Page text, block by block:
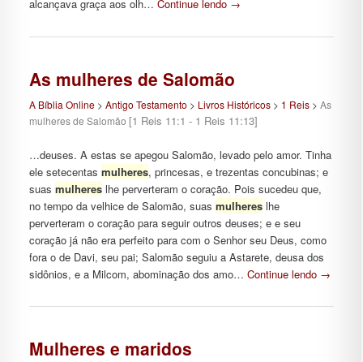
alcançava graça aos olh… Continue lendo →
As mulheres de Salomão
A Bíblia Online> Antigo Testamento > Livros Históricos> 1 Reis> As
mulheres de Salomão [1 Reis 11:1 - 1 Reis 11:13]
…deuses. A estas se apegou Salomão, levado pelo amor. Tinha
ele setecentas mulheres, princesas, e trezentas concubinas; e
suas mulhereslhe perverteram o coração. Pois sucedeu que,
no tempo da velhice de Salomão, suas mulhereslhe
perverteram o coração para seguir outros deuses; e e seu
coração já não era perfeito para com o Senhor seu Deus, como
fora o de Davi, seu pai; Salomão seguiu a Astarete, deusa dos
sidônios, e a Milcom, abominação dos amo… Continue lendo →
Mulheres e maridos